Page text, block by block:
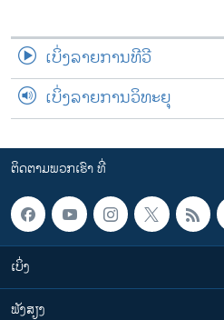
ເບິ່ງລາຍການທີວີ
ເບິ່ງລາຍການວິທະຍຸ
ຕິດຕາມພວກເຮົາ ທີ່
ເບິ່ງ
ຟັງສຽງ